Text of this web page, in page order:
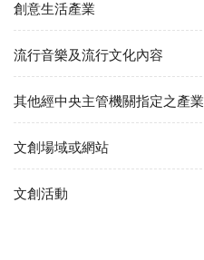
創意生活產業
流行音樂及流行文化內容
其他經中央主管機關指定之產業
文創場域或網站
文創活動